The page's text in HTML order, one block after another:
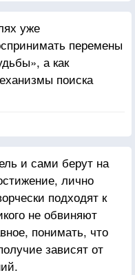
уже
перемены
а как
поиска
и сами берут на
лично
подходят к
не обвиняют
понимать, что
зависят от